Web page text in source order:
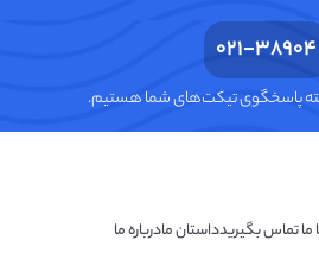
021-38904
ما تماس بگیریدداستان مادرباره ما